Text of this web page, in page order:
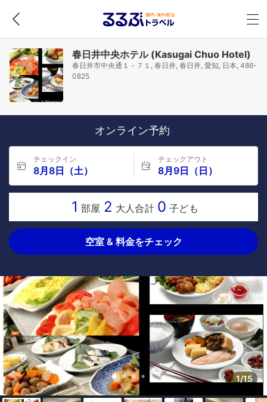
春日井中央ホテル (Kasugai Chuo Hotel)
春日井市中央通１－７１, 春日井, 春日井, 愛知, 日本, 486-
0825
オンライン予約
チェックイン
8月8日（土）
チェックアウト
8月9日（日）
1 部屋 2 大人合計 0 子ども
空室 & 料金をチェック
1/15